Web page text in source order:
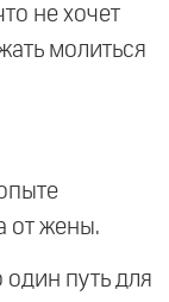
не хочет
молиться
от жены.
один путь для